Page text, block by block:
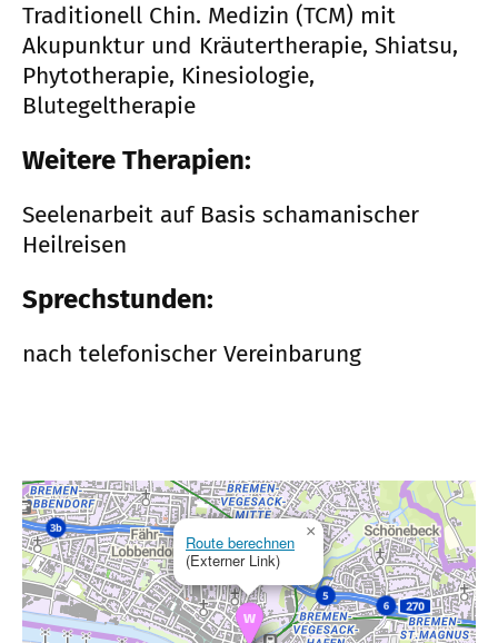
Traditionell Chin. Medizin (TCM) mit
Akupunktur und Kräutertherapie, Shiatsu,
Phytotherapie, Kinesiologie,
Blutegeltherapie
Weitere Therapien:
Seelenarbeit auf Basis schamanischer
Heilreisen
Sprechstunden:
nach telefonischer Vereinbarung
Route berechnen
(Externer Link)
×